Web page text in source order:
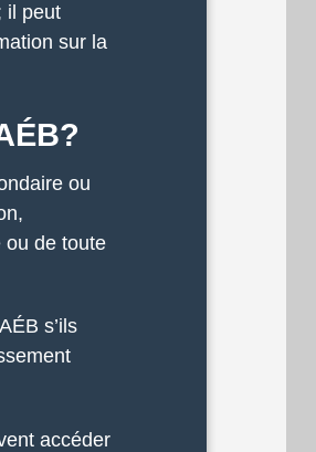
il peut
sur la
ou
ou de toute
s’ils
accéder